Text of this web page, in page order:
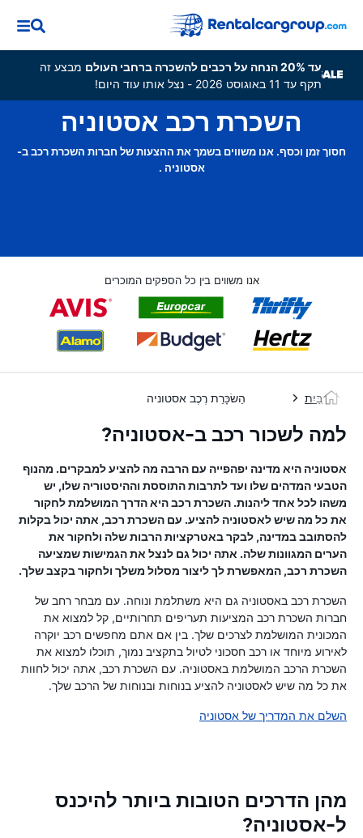
עד 20% הנחה על רכבים להשכרה ברחבי העולם
מבצע זה
תקף עד 11 באוגוסט 2026 - נצל אותו עוד היום!
השכרת רכב אסטוניה
חסוך זמן וכסף. אנו משווים בשמך את ההצעות של חברות השכרת רכב ב-
אסטוניה .
אנו משווים בין כל הספקים המוכרים
בַּיִת הַשׂכָּרַת רֶכֶב אסטוניה
למה לשכור רכב ב-אסטוניה?
אסטוניה היא מדינה יפהפייה עם הרבה מה להציע למבקרים. מהנוף
הטבעי המדהים שלו ועד לתרבות התוססת וההיסטוריה שלו, יש
משהו לכל אחד ליהנות. השכרת רכב היא הדרך המושלמת לחקור
את כל מה שיש לאסטוניה להציע. עם השכרת רכב, אתה יכול בקלות
להסתובב במדינה, לבקר באטרקציות הרבות שלה ולחקור את
הערים המגוונות שלה. אתה יכול גם לנצל את הגמישות שמציעה
השכרת רכב, המאפשרת לך ליצור מסלול משלך ולחקור בקצב שלך.
השכרת רכב באסטוניה גם היא משתלמת ונוחה. עם מבחר רחב של
חברות השכרת רכב המציעות תעריפים תחרותיים, קל למצוא את
המכונית המושלמת לצרכים שלך. בין אם אתם מחפשים רכב יוקרה
לאירוע מיוחד או רכב חסכוני לטיול בתקציב נמוך, תוכלו למצוא את
השכרת הרכב המושלמת באסטוניה. עם השכרת רכב, אתה יכול לחוות
את כל מה שיש לאסטוניה להציע בנוחות ובנוחות של הרכב שלך.
השלם את המדריך של אסטוניה
מהן הדרכים הטובות ביותר להיכנס
ל-אסטוניה?